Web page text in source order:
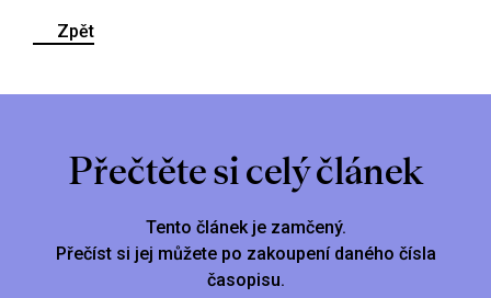
Zpět
Přečtěte si celý článek
Tento článek je zamčený.
Přečíst si jej můžete po zakoupení daného čísla
časopisu.